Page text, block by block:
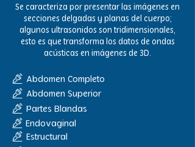
Se caracteriza por presentar las imágenes en
secciones delgadas y planas del cuerpo;
algunos ultrasonidos son tridimensionales,
esto es que transforma los datos de ondas
acústicas en imágenes de 3D.
Abdomen Completo
Abdomen Superior
Partes Blandas
Endovaginal
Estructural